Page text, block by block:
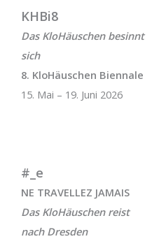
KHBi8
Das KloHäuschen besinnt
sich
8. KloHäuschen Biennale
15. Mai – 19. Juni 2026
#_e
NE TRAVELLEZ JAMAIS
Das KloHäuschen reist
nach Dresden